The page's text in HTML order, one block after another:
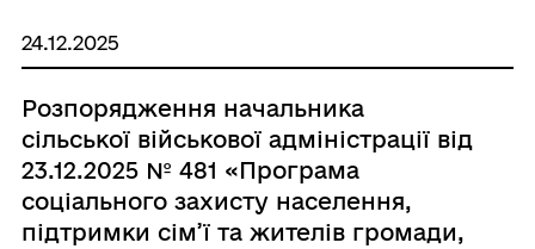
федерації на 2026 рік (в новій
24.12.2025
Розпорядження начальника
сільської військової адміністрації від
23.12.2025 № 481 «Програма
соціального захисту населення,
підтримки сім’ї та жителів громади,